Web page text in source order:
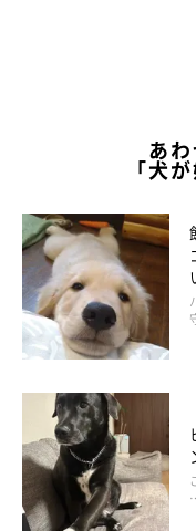
せる時間込みの47分で
ズ。可愛い。
あ
「犬